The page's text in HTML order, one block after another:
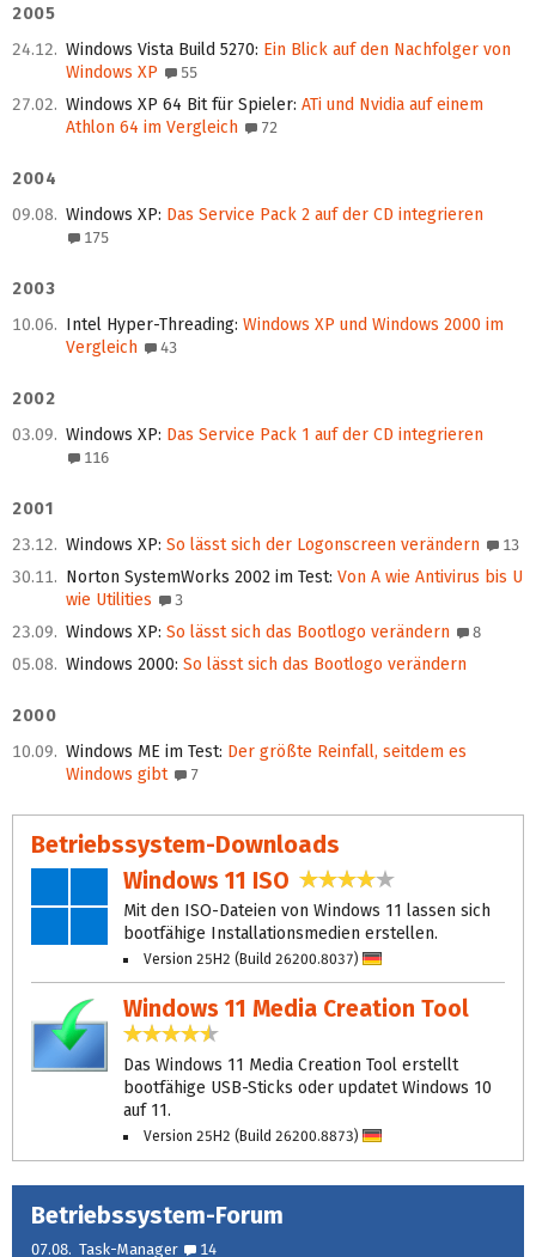
2005
24.12. Windows Vista Build 5270: Ein Blick auf den Nachfolger von
Windows XP
55
27.02. Windows XP 64 Bit für Spieler: ATi und Nvidia auf einem
Athlon 64 im Vergleich
72
2004
09.08. Windows XP: Das Service Pack 2 auf der CD integrieren
175
2003
10.06. Intel Hyper-Threading: Windows XP und Windows 2000 im
Vergleich
43
2002
03.09. Windows XP: Das Service Pack 1 auf der CD integrieren
116
2001
23.12. Windows XP: So lässt sich der Logonscreen verändern 13
30.11. Norton SystemWorks 2002 im Test: Von A wie Antivirus bis U
wie Utilities
3
23.09. Windows XP: So lässt sich das Bootlogo verändern 8
05.08. Windows 2000: So lässt sich das Bootlogo verändern
2000
10.09. Windows ME im Test: Der größte Reinfall, seitdem es
Windows gibt
7
Betriebssystem-Downloads
Windows 11 ISO 3,8 Sterne
Mit den ISO-Dateien von Windows 11 lassen sich
bootfähige Installationsmedien erstellen.
Version 25H2 (Build 26200.8037)
Windows 11 Media Creation Tool
4,7 Sterne
Das Windows 11 Media Creation Tool erstellt
bootfähige USB-Sticks oder updatet Windows 10
auf 11.
Version 25H2 (Build 26200.8873)
Betriebssystem-Forum
07.08. Task-Manager
14